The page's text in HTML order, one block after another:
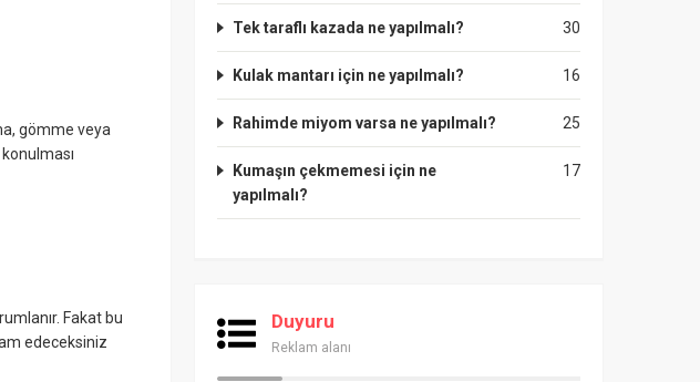
gömme veya
Fakat bu
edeceksiniz
30
Tek taraflı kazada ne yapılmalı?
16
Kulak mantarı için ne yapılmalı?
25
Rahimde miyom varsa ne yapılmalı?
17
Kumaşın çekmemesi için ne
yapılmalı?
Duyuru
Reklam alanı